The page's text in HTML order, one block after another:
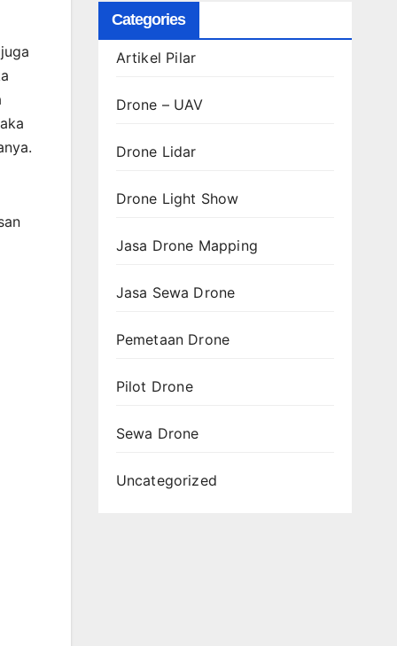
Categories
Artikel Pilar
Drone – UAV
Drone Lidar
Drone Light Show
Jasa Drone Mapping
Jasa Sewa Drone
Pemetaan Drone
Pilot Drone
Sewa Drone
Uncategorized